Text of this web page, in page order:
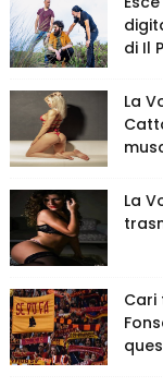
di Il
La
La
Cari